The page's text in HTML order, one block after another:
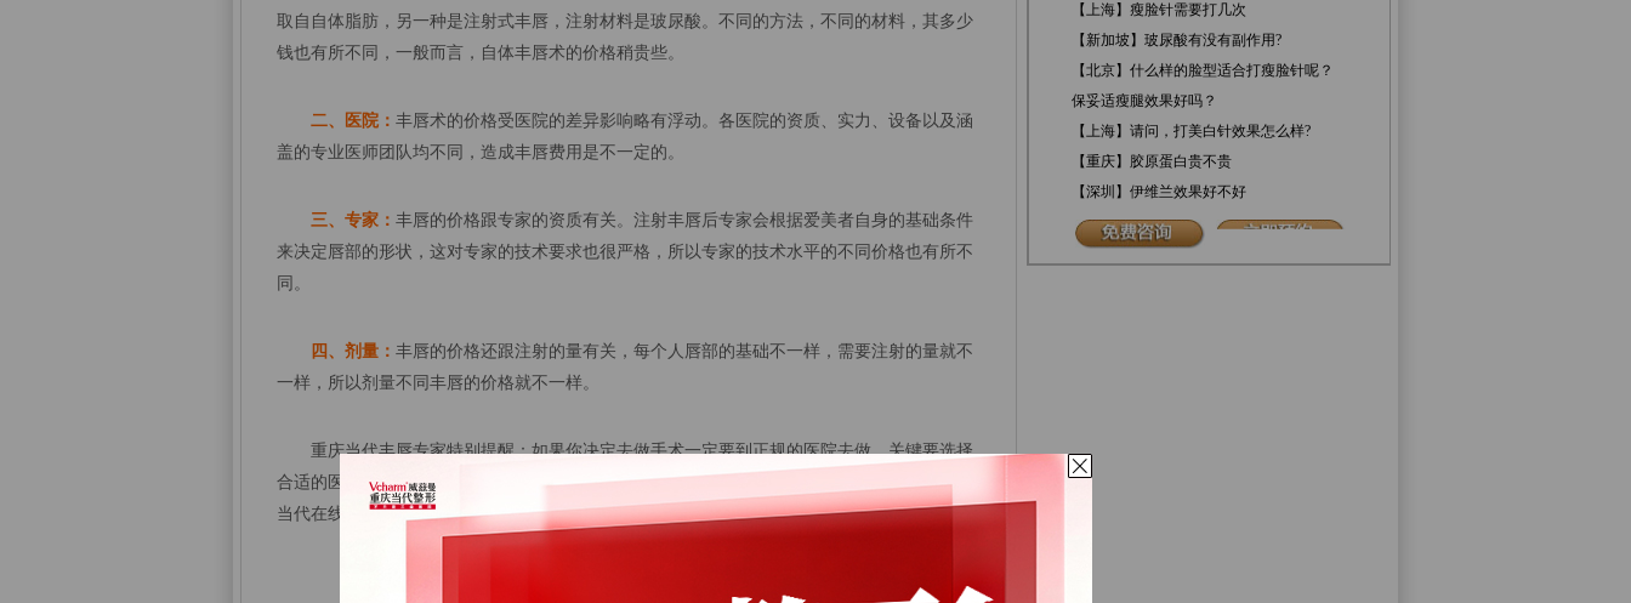
取自自体脂肪，另一种是注射式丰唇，注射材料是玻尿酸。不同的方法，不同的材料，其多少
钱也有所不同，一般而言，自体丰唇术的价格稍贵些。
二、医院： 丰唇术的价格受医院的差异影响略有浮动。各医院的资质、实力、设备以及涵
盖的专业医师团队均不同，造成丰唇费用是不一定的。
三、专家： 丰唇的价格跟专家的资质有关。注射丰唇后专家会根据爱美者自身的基础条件
来决定唇部的形状，这对专家的技术要求也很严格，所以专家的技术水平的不同价格也有所不
同。
四、剂量： 丰唇的价格还跟注射的量有关，每个人唇部的基础不一样，需要注射的量就不
一样，所以剂量不同丰唇的价格就不一样。
重庆当代丰唇专家特别提醒：如果你决定去做手术一定要到正规的医院去做，关键要选择
合适的医生，谨慎就医，避免风险，消除不良顾虑。如果你对丰唇项目还有什么疑问欢迎咨询
当代在线专家：023-8687666会有专家一一的为的解答。
【上海】瘦脸针需要打几次
【新加坡】玻尿酸有没有副作用?
【北京】什么样的脸型适合打瘦脸针呢？
保妥适瘦腿效果好吗？
【上海】请问，打美白针效果怎么样?
【重庆】胶原蛋白贵不贵
【深圳】伊维兰效果好不好